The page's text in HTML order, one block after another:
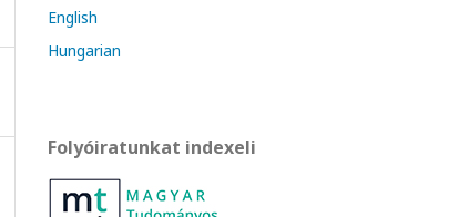
English
Hungarian
Folyóiratunkat indexeli